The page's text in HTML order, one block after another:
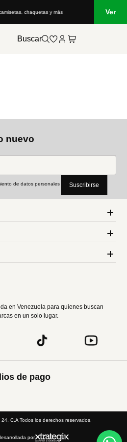
chaquetas y más Ver
Buscar
nuevo
de datos personales Suscribirse
en Venezuela para quienes buscan
en un solo lugar.
de pago
C.A Todos los derechos reservados.
por